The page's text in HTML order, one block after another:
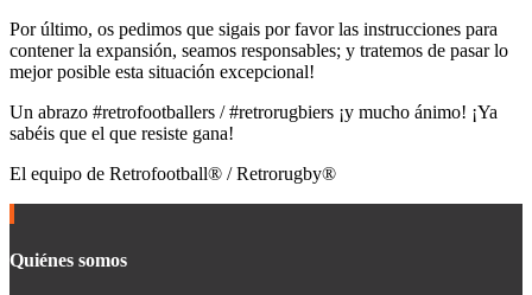
Por último, os pedimos que sigais por favor las instrucciones para
contener la expansión, seamos responsables; y tratemos de pasar lo
mejor posible esta situación excepcional!
Un abrazo #retrofootballers / #retrorugbiers ¡y mucho ánimo! ¡Ya
sabéis que el que resiste gana!
El equipo de Retrofootball® / Retrorugby®
Quiénes somos